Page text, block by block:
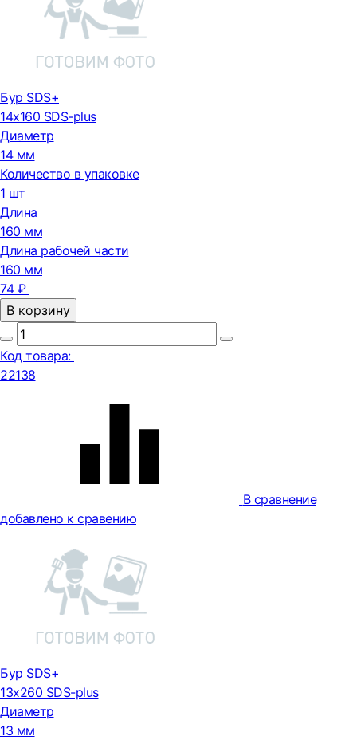
Бур SDS+
14х160 SDS-plus
Диаметр
14 мм
Количество в упаковке
1 шт
Длина
160 мм
Длина рабочей части
160 мм
74 ₽
В корзину
Код товара:
22138
В сравнение
добавлено к сравению
Бур SDS+
13х260 SDS-plus
Диаметр
13 мм